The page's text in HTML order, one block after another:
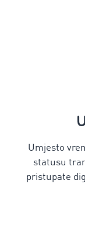
Umjesto
statusu
pristupate